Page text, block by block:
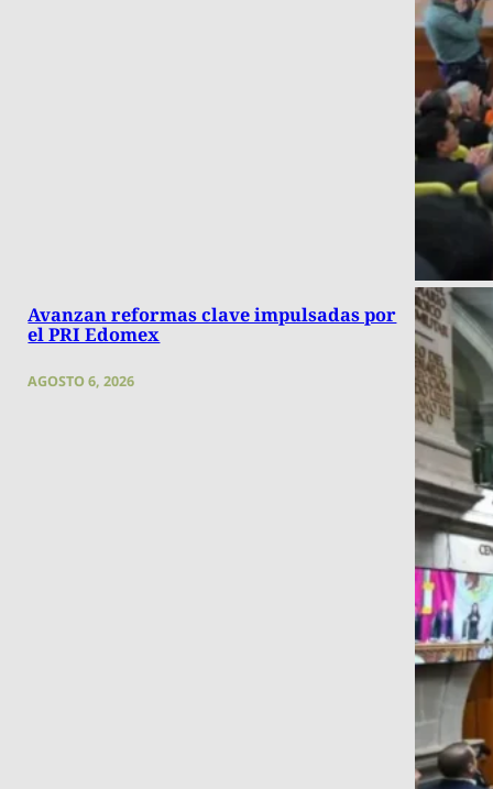
Avanzan reformas clave impulsadas por
el PRI Edomex
AGOSTO 6, 2026